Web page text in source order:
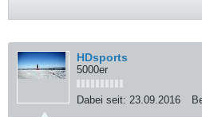
HDsports
5000er
Dabei seit: 23.09.2016